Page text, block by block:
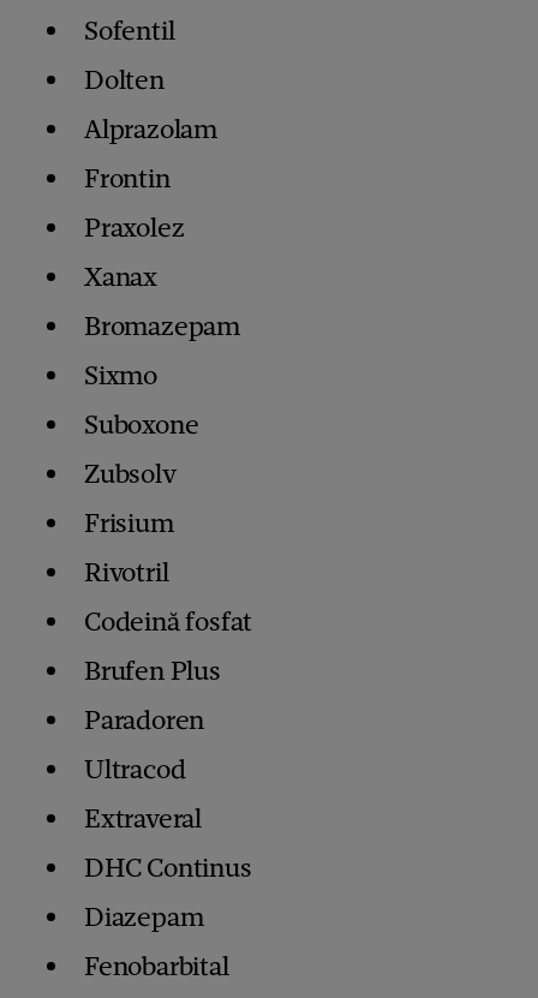
Sofentil
Dolten
Alprazolam
Frontin
Praxolez
Xanax
Bromazepam
Sixmo
Suboxone
Zubsolv
Frisium
Rivotril
Codeină fosfat
Brufen Plus
Paradoren
Ultracod
Extraveral
DHC Continus
Diazepam
Fenobarbital